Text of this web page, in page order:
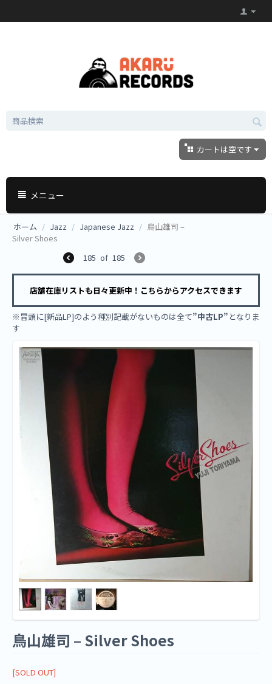
カートは空です
メニュー
ホーム / Jazz / Japanese Jazz / 鳥山雄司 ‎–
Silver Shoes
185 of 185
店舗在庫リストも日々更新中！こちらからアクセスできます
※冒頭に[新品LP]のよう種別記載がないものは全て”中古LP” となりま
す
鳥山雄司 ‎– Silver Shoes
[SOLD OUT]